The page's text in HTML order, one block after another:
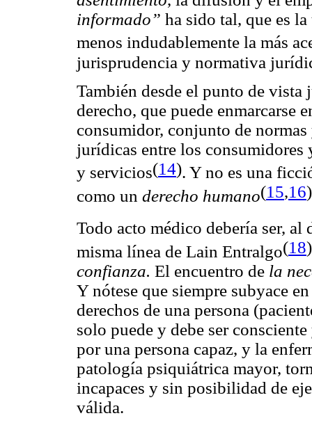
informado” ha sido tal, que es
menos indudablemente la más
jurisprudencia y normativa
También desde el punto de vista
derecho, que puede enmarcarse
consumidor, conjunto de
jurídicas entre los consumidores
y servicios(14). Y no es una
como un derecho humano(15,16)
Todo acto médico debería ser, al
misma línea de Lain Entralgo(18)
confianza. El encuentro de la
Y nótese que siempre subyace
derechos de una persona
solo puede y debe ser
por una persona capaz, y la
patología psiquiátrica mayor,
incapaces y sin posibilidad de
válida.